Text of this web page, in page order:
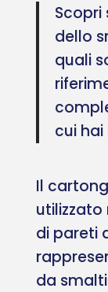
Scopri
dello
quali
cui
Il
utilizzato
di pareti
da